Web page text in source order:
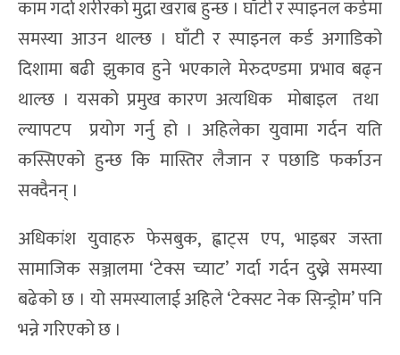
काम गर्दा शरीरको मुद्रा खराब हुन्छ । घाँटी र स्पाइनल कर्डमा
समस्या आउन थाल्छ । घाँटी र स्पाइनल कर्ड अगाडिको
दिशामा बढी झुकाव हुने भएकाले मेरुदण्डमा प्रभाव बढ्न
थाल्छ । यसको प्रमुख कारण अत्यधिक मोबाइल तथा
ल्यापटप प्रयोग गर्नु हो । अहिलेका युवामा गर्दन यति
कस्सिएको हुन्छ कि मास्तिर लैजान र पछाडि फर्काउन
सक्दैनन् ।
अधिकांश युवाहरु फेसबुक, ह्वाट्स एप, भाइबर जस्ता
सामाजिक सञ्जालमा ‘टेक्स च्याट’ गर्दा गर्दन दुख्ने समस्या
बढेको छ । यो समस्यालाई अहिले ‘टेक्सट नेक सिन्ड्रोम’ पनि
भन्ने गरिएको छ ।